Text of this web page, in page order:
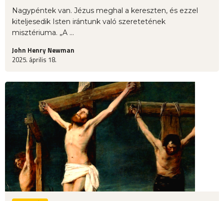
Nagypéntek van. Jézus meghal a kereszten, és ezzel
kiteljesedik Isten irántunk való szeretetének
misztériuma. „A ...
John Henry Newman
2025. április 18.